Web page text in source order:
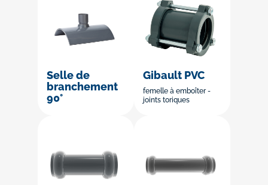
Selle de
branchement
90°
Gibault PVC
femelle à emboîter -
joints toriques